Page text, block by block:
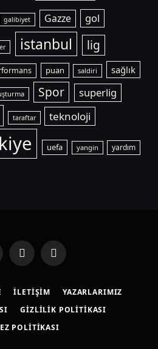
galibiyet Gazze gol
istanbul
lig
puan saldiri
sağlık
Spor superlig
taraftar teknoloji
uefa yangin yardım
X
(Twitter)
Instagram
İLETIŞIM
YAZARLARIMIZ
GIZLILIK POLITIKASI
POLITIKASI